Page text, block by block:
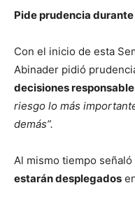
Pide prudencia
Con el inicio de esta
Abinader pidió
decisiones
riesgo lo más
demás”.
Al mismo tiempo señaló
estarán desplegados